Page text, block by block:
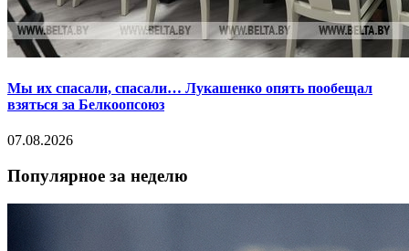
Мы их спасали, спасали… Лукашенко опять пообещал
взяться за Белкоопсоюз
07.08.2026
Популярное за неделю